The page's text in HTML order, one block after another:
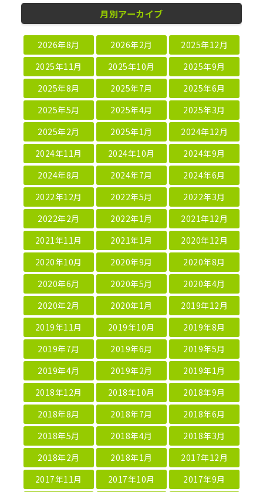
月別アーカイブ
2026年8月 2026年2月
2025年12月
2025年11月
2025年10月
2025年9月
2025年8月
2025年7月
2025年6月
2025年5月
2025年4月
2025年3月
2025年2月
2025年1月
2024年12月
2024年11月
2024年10月
2024年9月
2024年8月
2024年7月
2024年6月
2022年12月
2022年5月
2022年3月
2022年2月
2022年1月
2021年12月
2021年11月
2021年1月
2020年12月
2020年10月
2020年9月
2020年8月
2020年6月
2020年5月
2020年4月
2020年2月
2020年1月
2019年12月
2019年11月
2019年10月
2019年8月
2019年7月
2019年6月
2019年5月
2019年4月
2019年2月
2019年1月
2018年12月
2018年10月
2018年9月
2018年8月
2018年7月
2018年6月
2018年5月
2018年4月
2018年3月
2018年2月
2018年1月
2017年12月
2017年11月
2017年10月
2017年9月